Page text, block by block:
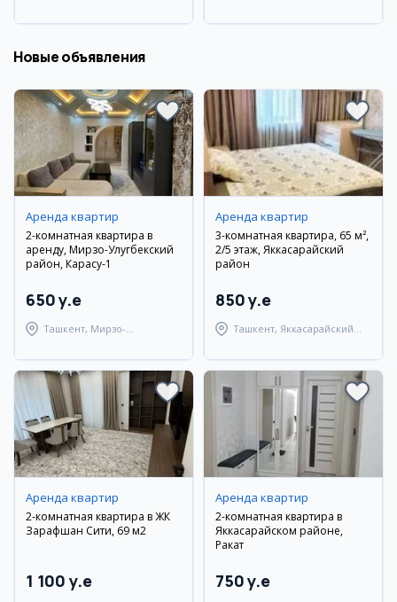
Новые объявления
Аренда квартир
2-комнатная квартира в
аренду, Мирзо-Улугбекский
район, Карасу-1
650 y.e
Ташкент, Мирзо-
Аренда квартир
3-комнатная квартира, 65 м²,
2/5 этаж, Яккасарайский
район
850 y.e
Ташкент, Яккасарайский
Аренда квартир
2-комнатная квартира в ЖК
Зарафшан Сити, 69 м2
1 100 y.e
Аренда квартир
2-комнатная квартира в
Яккасарайском районе,
Ракат
750 y.e